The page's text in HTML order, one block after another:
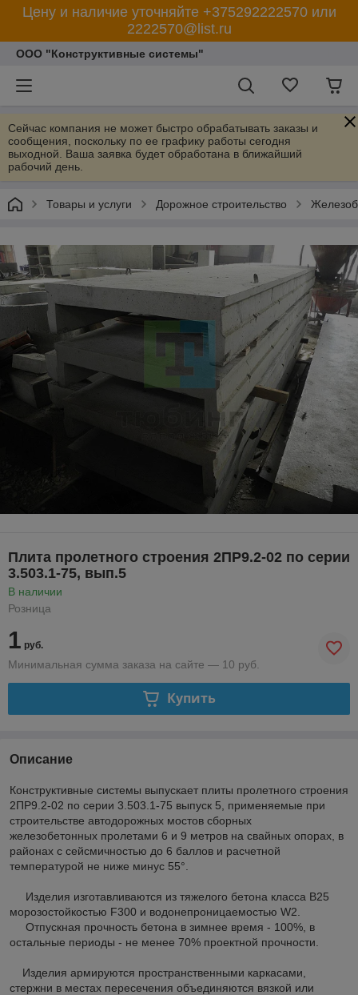
Цену и наличие уточняйте +375292222570 или
2222570@list.ru
ООО "Конструктивные системы"
Сейчас компания не может быстро обрабатывать заказы и
сообщения, поскольку по ее графику работы сегодня
выходной. Ваша заявка будет обработана в ближайший
рабочий день.
Товары и услуги Дорожное строительство
Плита пролетного строения 2ПР9.2-02 по серии
3.503.1-75, вып.5
В наличии
Розница
1 руб.
Минимальная сумма заказа на сайте — 10 руб.
Купить
Описание
Конструктивные системы выпускает плиты пролетного строения
2ПР9.2-02 по серии 3.503.1-75 выпуск 5, применяемые при
строительстве автодорожных мостов сборных
железобетонных пролетами 6 и 9 метров на свайных опорах, в
районах с сейсмичностью до 6 баллов и расчетной
температурой не ниже минус 55°.
Изделия изготавливаются из тяжелого бетона класса В25
морозостойкостью F300 и водонепроницаемостью W2.
Отпускная прочность бетона в зимнее время - 100%, в
остальные периоды - не менее 70% проектной прочности.
Изделия армируются пространственными каркасами,
стержни в местах пересечения объединяются вязкой или